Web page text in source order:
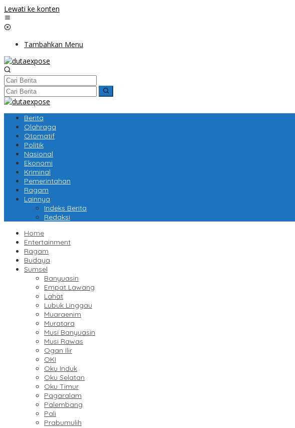
Lewati ke konten
Tambahkan Menu
Berita
Olahraga
Otomatif
Politik
Nasional
Ekonomi
Kriminal
Pemerintahan
Ragam
Lainnya
Indeks Berita
Redaksi
Home
Entertainment
Ragam
Budaya
Sumsel
Banyuasin
Empat Lawang
Lahat
Lubuk Linggau
Muaraenim
Muratara
Musi Banyuasin
Musi Rawas
Ogan Ilir
OKI
Oku Induk
Oku Selatan
Oku Timur
Pagaralam
Palembang
Pali
Prabumulih